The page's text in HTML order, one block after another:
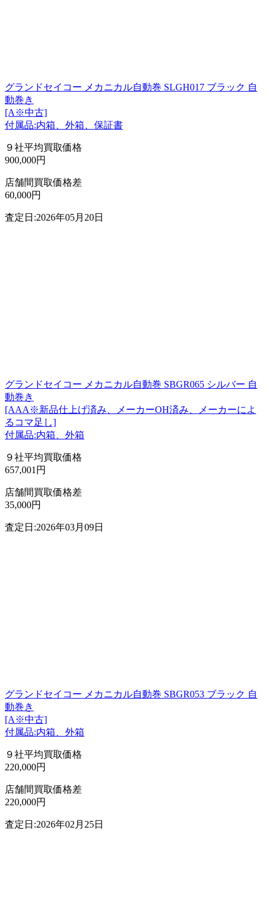
グランドセイコー メカニカル自動巻 SLGH017 ブラック 自
動巻き
[A※中古]
付属品:内箱、外箱、保証書
９社平均買取価格
900,000円
店舗間買取価格差
60,000円
査定日:2026年05月20日
グランドセイコー メカニカル自動巻 SBGR065 シルバー 自
動巻き
[AAA※新品仕上げ済み、メーカーOH済み、メーカーによ
るコマ足し]
付属品:内箱、外箱
９社平均買取価格
657,001円
店舗間買取価格差
35,000円
査定日:2026年03月09日
グランドセイコー メカニカル自動巻 SBGR053 ブラック 自
動巻き
[A※中古]
付属品:内箱、外箱
９社平均買取価格
220,000円
店舗間買取価格差
220,000円
査定日:2026年02月25日